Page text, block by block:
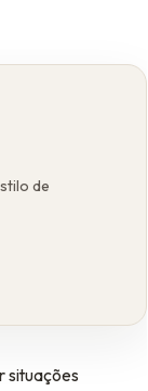
de
situações